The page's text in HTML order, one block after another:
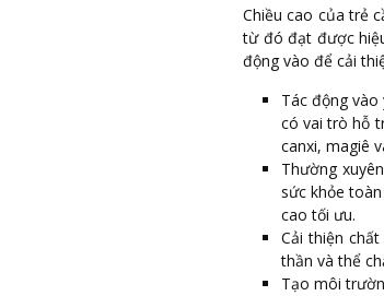
Chiều cao của trẻ
từ đó đạt được
động vào để cải
Tác động
có vai trò hỗ
canxi, magiê
Thường
sức khỏe
cao tối ưu.
Cải thiện
thần và thể
Tạo môi